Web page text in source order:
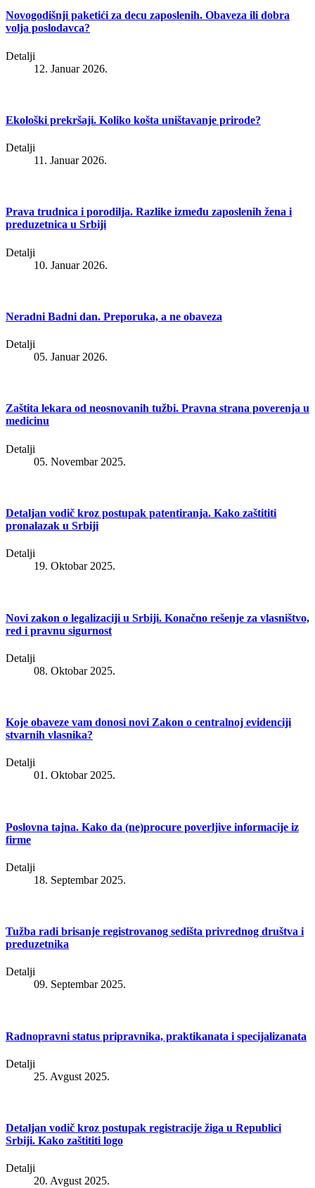
Novogodišnji paketići za decu zaposlenih. Obaveza ili dobra
volja poslodavca?
Detalji
12. Januar 2026.
Ekološki prekršaji. Koliko košta uništavanje prirode?
Detalji
11. Januar 2026.
Prava trudnica i porodilja. Razlike između zaposlenih žena i
preduzetnica u Srbiji
Detalji
10. Januar 2026.
Neradni Badni dan. Preporuka, a ne obaveza
Detalji
05. Januar 2026.
Zaštita lekara od neosnovanih tužbi. Pravna strana poverenja u
medicinu
Detalji
05. Novembar 2025.
Detaljan vodič kroz postupak patentiranja. Kako zaštititi
pronalazak u Srbiji
Detalji
19. Oktobar 2025.
Novi zakon o legalizaciji u Srbiji. Konačno rešenje za vlasništvo,
red i pravnu sigurnost
Detalji
08. Oktobar 2025.
Koje obaveze vam donosi novi Zakon o centralnoj evidenciji
stvarnih vlasnika?
Detalji
01. Oktobar 2025.
Poslovna tajna. Kako da (ne)procure poverljive informacije iz
firme
Detalji
18. Septembar 2025.
Tužba radi brisanje registrovanog sedišta privrednog društva i
preduzetnika
Detalji
09. Septembar 2025.
Radnopravni status pripravnika, praktikanata i specijalizanata
Detalji
25. Avgust 2025.
Detaljan vodič kroz postupak registracije žiga u Republici
Srbiji. Kako zaštititi logo
Detalji
20. Avgust 2025.